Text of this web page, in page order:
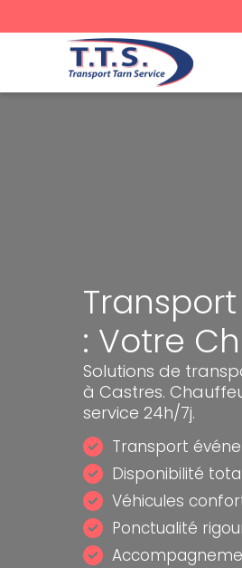
au
: Votre
Solutions de
à Castres.
service 24h/7j.
Transport
Disponibilité
Véhicules
Ponctualité